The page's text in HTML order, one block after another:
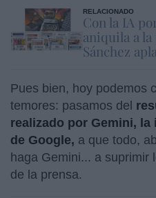
RELACIONADO
Con la IA
aniquila a
Sánchez
Pues bien, hoy podemos
temores: pasamos del
realizado por Gemini,
de Google, a que todo,
haga Gemini... a suprimir
de la prensa.